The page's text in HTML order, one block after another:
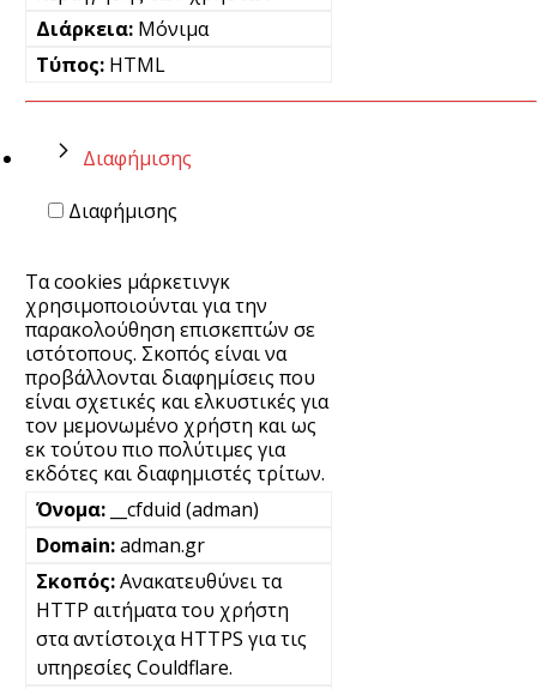
Μόνιμα
HTML
Διαφήμισης
Διαφήμισης
Τα cookies μάρκετινγκ
χρησιμοποιούνται για την
παρακολούθηση επισκεπτών σε
ιστότοπους. Σκοπός είναι να
προβάλλονται διαφημίσεις που
είναι σχετικές και ελκυστικές για
τον μεμονωμένο χρήστη και ως
εκ τούτου πιο πολύτιμες για
εκδότες και διαφημιστές τρίτων.
__cfduid (adman)
adman.gr
Ανακατευθύνει τα
HTTP αιτήματα του χρήστη
στα αντίστοιχα HTTPS για τις
υπηρεσίες Couldflare.